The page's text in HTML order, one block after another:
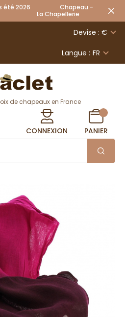
été 2026 Chapeau -
La Chapellerie
Devise : €
Langue : FR
de chapeaux en France
CONNEXION PANIER